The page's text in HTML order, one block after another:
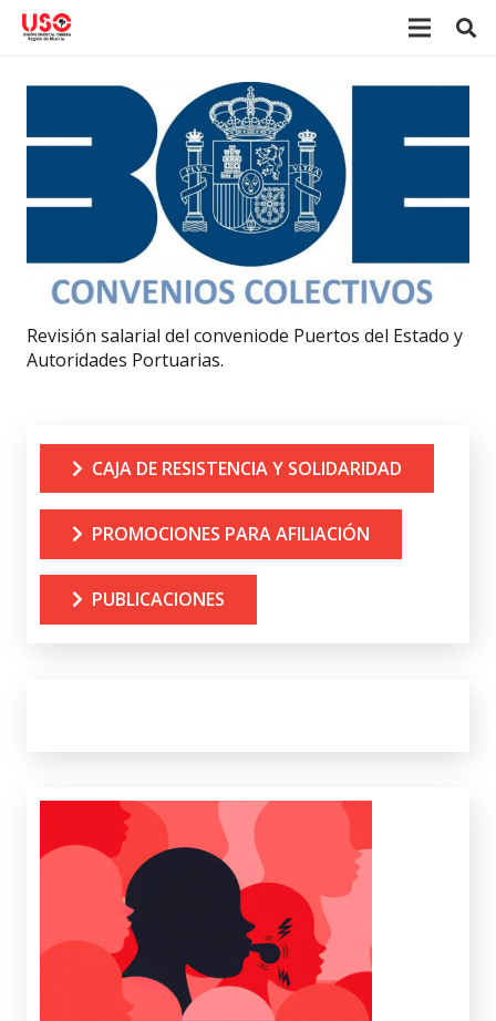
Revisión salarial del conveniode Puertos del Estado y
Autoridades Portuarias.
CAJA DE RESISTENCIA Y SOLIDARIDAD
PROMOCIONES PARA AFILIACIÓN
PUBLICACIONES